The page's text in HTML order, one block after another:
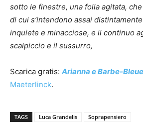
sotto le finestre, una folla agitata,
di cui s’intendono assai
inquiete e minacciose, e il continuo
scalpiccio e il sussurro,
Scarica gratis: Arianna e Barbe-Bleue
Maeterlinck.
TAGS Luca Grandelis Soprapensiero